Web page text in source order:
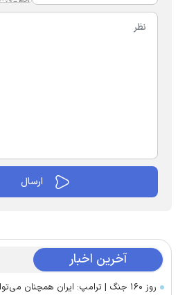
آخرین اخبار
روز ۱۶۰ جنگ | ترامپ: ایران همچنان